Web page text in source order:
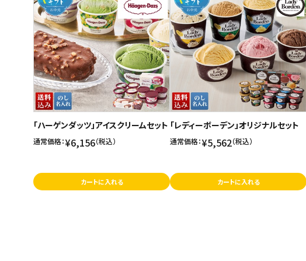
「ハーゲンダッツ」アイスクリームセット
通常価格：¥6,156（税込）
カートに入れる
「レディーボーデン」オリジナルセット
通常価格：¥5,562（税込）
カートに入れる